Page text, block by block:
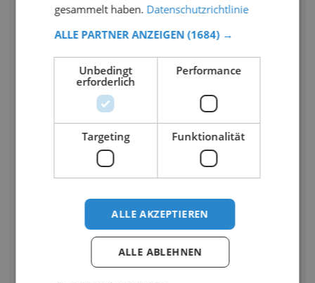
gesammelt haben. Datenschutzrichtlinie
ALLE PARTNER ANZEIGEN (1684) →
Unbedingt
erforderlich
Performance
Targeting Funktionalität
ALLE AKZEPTIEREN
ALLE ABLEHNEN